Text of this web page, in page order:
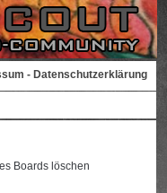
- Datenschutzerklärung
Boards löschen